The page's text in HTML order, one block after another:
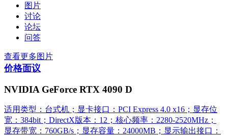
图片
讨论
论坛
问答
查看更多图片
价格面议
NVIDIA GeForce RTX 4090 D
适用类型：台式机；显卡接口：PCI Express 4.0 x16；显存位
宽：384bit；DirectX版本：12；核心频率：2280-2520MHz；
显存带宽：760GB/s；显存容量：24000MB；显示输出接口：